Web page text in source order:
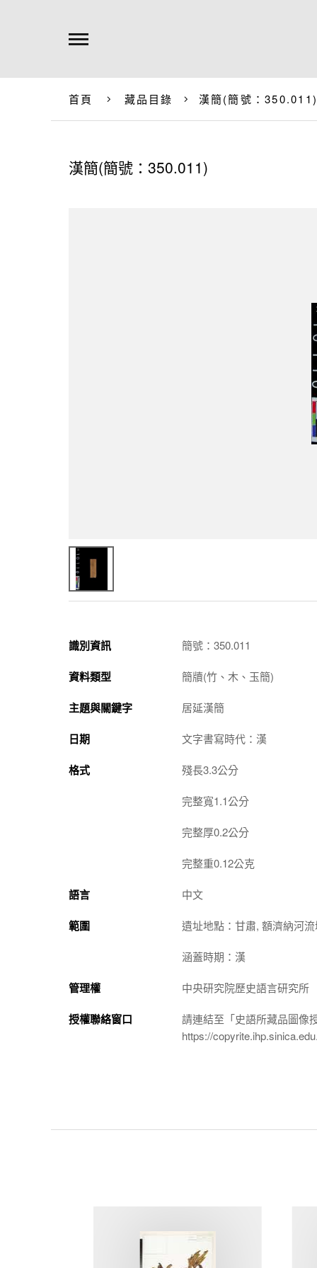
首頁 藏品目錄 漢簡(簡號：350.011)
漢簡(簡號：350.011)
識別資訊 簡號：350.011
資料類型 簡牘(竹、木、玉簡)
主題與關鍵字 居延漢簡
日期 文字書寫時代：漢
格式 殘長3.3公分
完整寬1.1公分
完整厚0.2公分
完整重0.12公克
語言 中文
範圍 遺址地點：甘肅, 額濟納河
涵蓋時期：漢
管理權 中央研究院歷史語言研究所
授權聯絡窗口
請連結至「史語所藏品圖像
https://